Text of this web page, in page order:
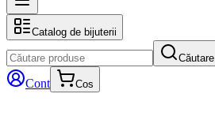
Catalog de bijuterii
Căutare
Cont Cos